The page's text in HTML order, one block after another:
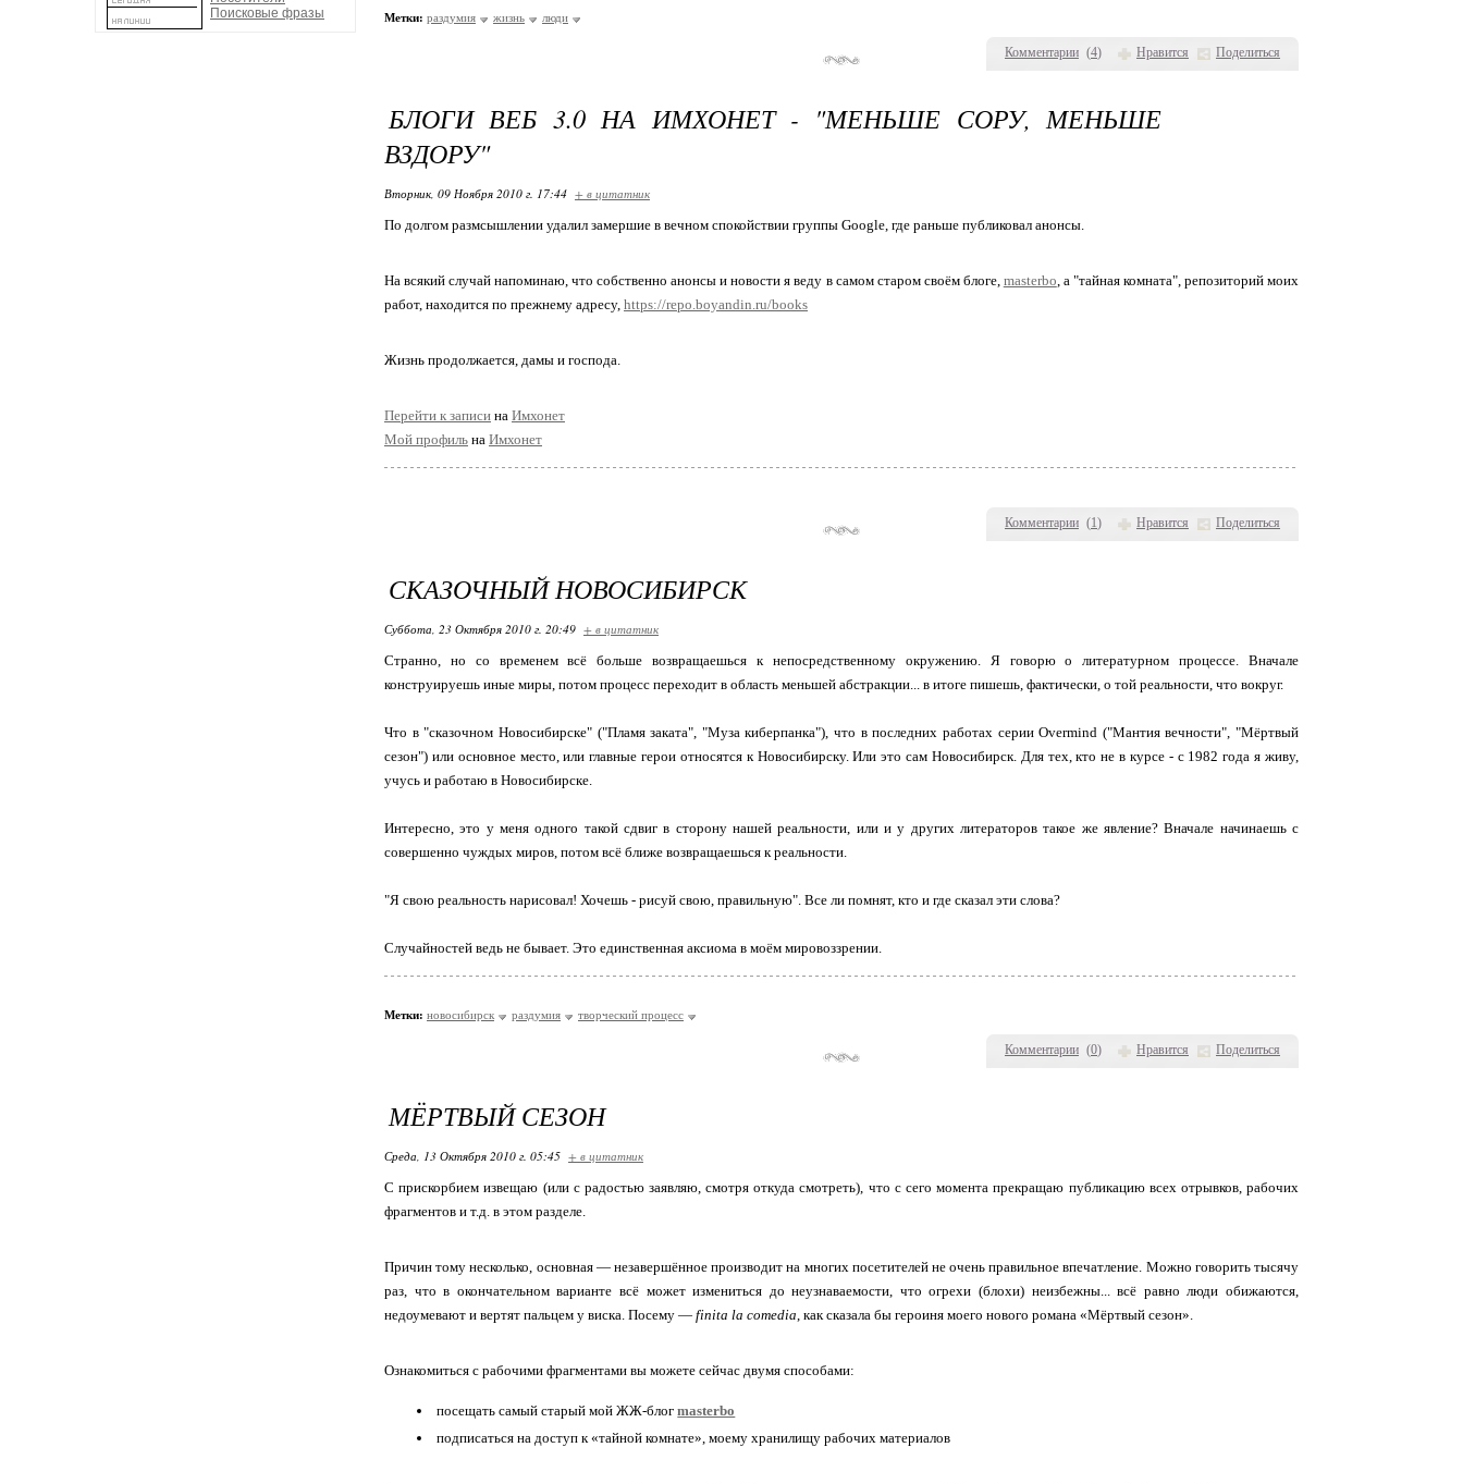
Поисковые фразы
Комментарии (4) Нравится Поделиться
Метки: раздумия жизнь люди
Комментарии (1) Нравится Поделиться
БЛОГИ ВЕБ 3.0 НА ИМХОНЕТ - "МЕНЬШЕ СОРУ, МЕНЬШЕ
ВЗДОРУ"
Вторник, 09 Ноября 2010 г. 17:44 + в цитатник
По долгом размсышлении удалил замершие в вечном спокойствии группы Google, где раньше публиковал анонсы.
На всякий случай напоминаю, что собственно анонсы и новости я веду в самом старом своём блоге, masterbo, а "тайная комната", репозиторий моих
работ, находится по прежнему адресу, https://repo.boyandin.ru/books
Жизнь продолжается, дамы и господа.
Перейти к записи на Имхонет
Мой профиль на Имхонет
Комментарии (0) Нравится Поделиться
СКАЗОЧНЫЙ НОВОСИБИРСК
Суббота, 23 Октября 2010 г. 20:49 + в цитатник
Странно, но со временем всё больше возвращаешься к непосредственному окружению. Я говорю о литературном процессе. Вначале
конструируешь иные миры, потом процесс переходит в область меньшей абстракции... в итоге пишешь, фактически, о той реальности, что вокруг.
Что в "сказочном Новосибирске" ("Пламя заката", "Муза киберпанка"), что в последних работах серии Overmind ("Мантия вечности", "Мёртвый
сезон") или основное место, или главные герои относятся к Новосибирску. Или это сам Новосибирск. Для тех, кто не в курсе - с 1982 года я живу,
учусь и работаю в Новосибирске.
Интересно, это у меня одного такой сдвиг в сторону нашей реальности, или и у других литераторов такое же явление? Вначале начинаешь с
совершенно чуждых миров, потом всё ближе возвращаешься к реальности.
"Я свою реальность нарисовал! Хочешь - рисуй свою, правильную". Все ли помнят, кто и где сказал эти слова?
Случайностей ведь не бывает. Это единственная аксиома в моём мировоззрении.
Метки: новосибирск раздумия творческий процесс
МЁРТВЫЙ СЕЗОН
Среда, 13 Октября 2010 г. 05:45 + в цитатник
С прискорбием извещаю (или с радостью заявляю, смотря откуда смотреть), что с сего момента прекращаю публикацию всех отрывков, рабочих
фрагментов и т.д. в этом разделе.
Причин тому несколько, основная — незавершённое производит на многих посетителей не очень правильное впечатление. Можно говорить тысячу
раз, что в окончательном варианте всё может измениться до неузнаваемости, что огрехи (блохи) неизбежны... всё равно люди обижаются,
недоумевают и вертят пальцем у виска. Посему — finita la comedia, как сказала бы героиня моего нового романа «Мёртвый сезон».
Ознакомиться с рабочими фрагментами вы можете сейчас двумя способами:
посещать самый старый мой ЖЖ-блогmasterbo
подписаться на доступ к «тайной комнате», моему хранилищу рабочих материалов